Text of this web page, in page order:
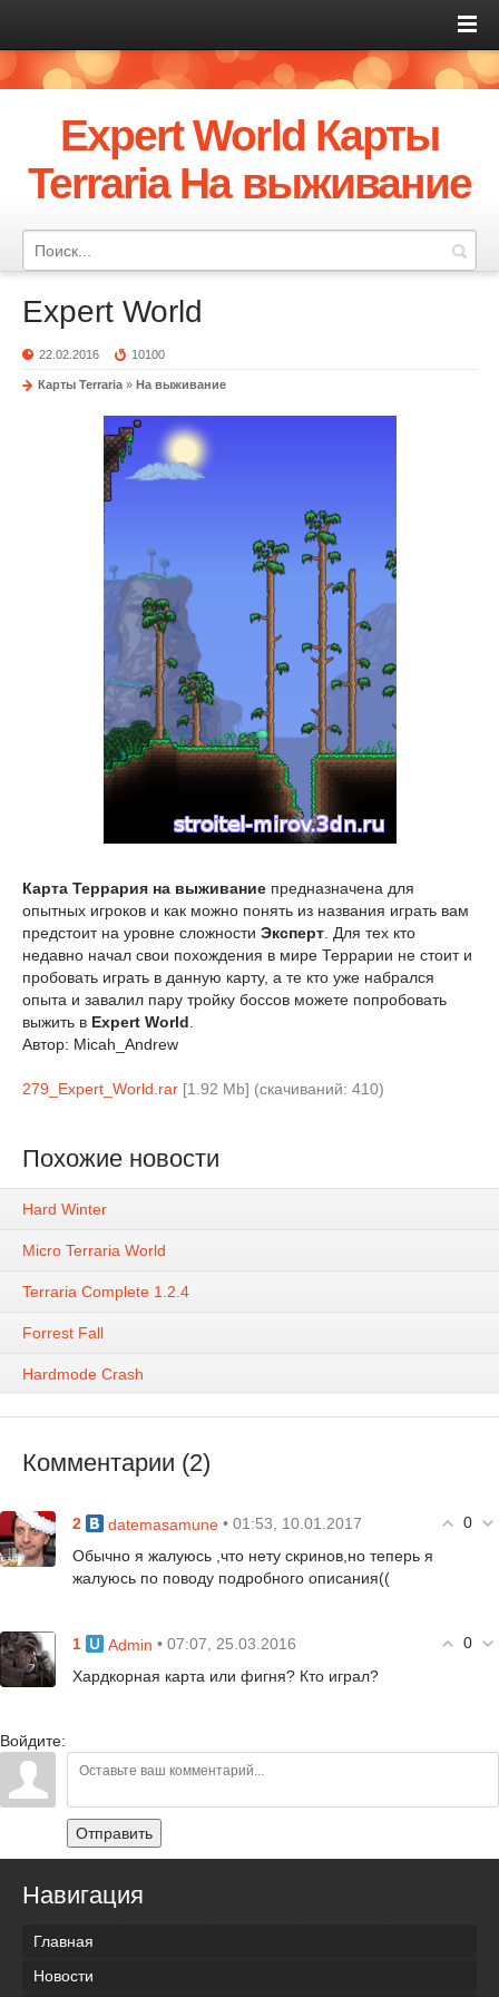
Expert World Карты
Terraria На выживание
Expert World
22.02.2016 10100
Карты Terraria » На выживание
Карта Террария на выживание предназначена для
опытных игроков и как можно понять из названия играть вам
предстоит на уровне сложности Эксперт . Для тех кто
недавно начал свои похождения в мире Террарии не стоит и
пробовать играть в данную карту, а те кто уже набрался
опыта и завалил пару тройку боссов можете попробовать
выжить в Expert World
Автор: Micah_Andrew
279_Expert_World.rar [1.92 Mb] (cкачиваний: 410)
Похожие новости
Hard Winter
Micro Terraria World
Terraria Complete 1.2.4
Forrest Fall
Hardmode Crash
Комментарии (2)
0
2 datemasamune • 01:53, 10.01.2017
Обычно я жалуюсь ,что нету скринов,но теперь я
жалуюсь по поводу подробного описания((
0
1 Admin • 07:07, 25.03.2016
Хардкорная карта или фигня? Кто играл?
Войдите:
Отправить
Навигация
Главная
Новости